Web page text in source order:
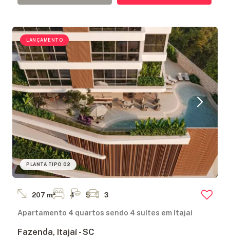
LANÇAMENTO
PLANTA TIPO 02
207 m² 4 5 3
Apartamento 4 quartos sendo 4 suítes em Itajaí
Fazenda, Itajaí - SC